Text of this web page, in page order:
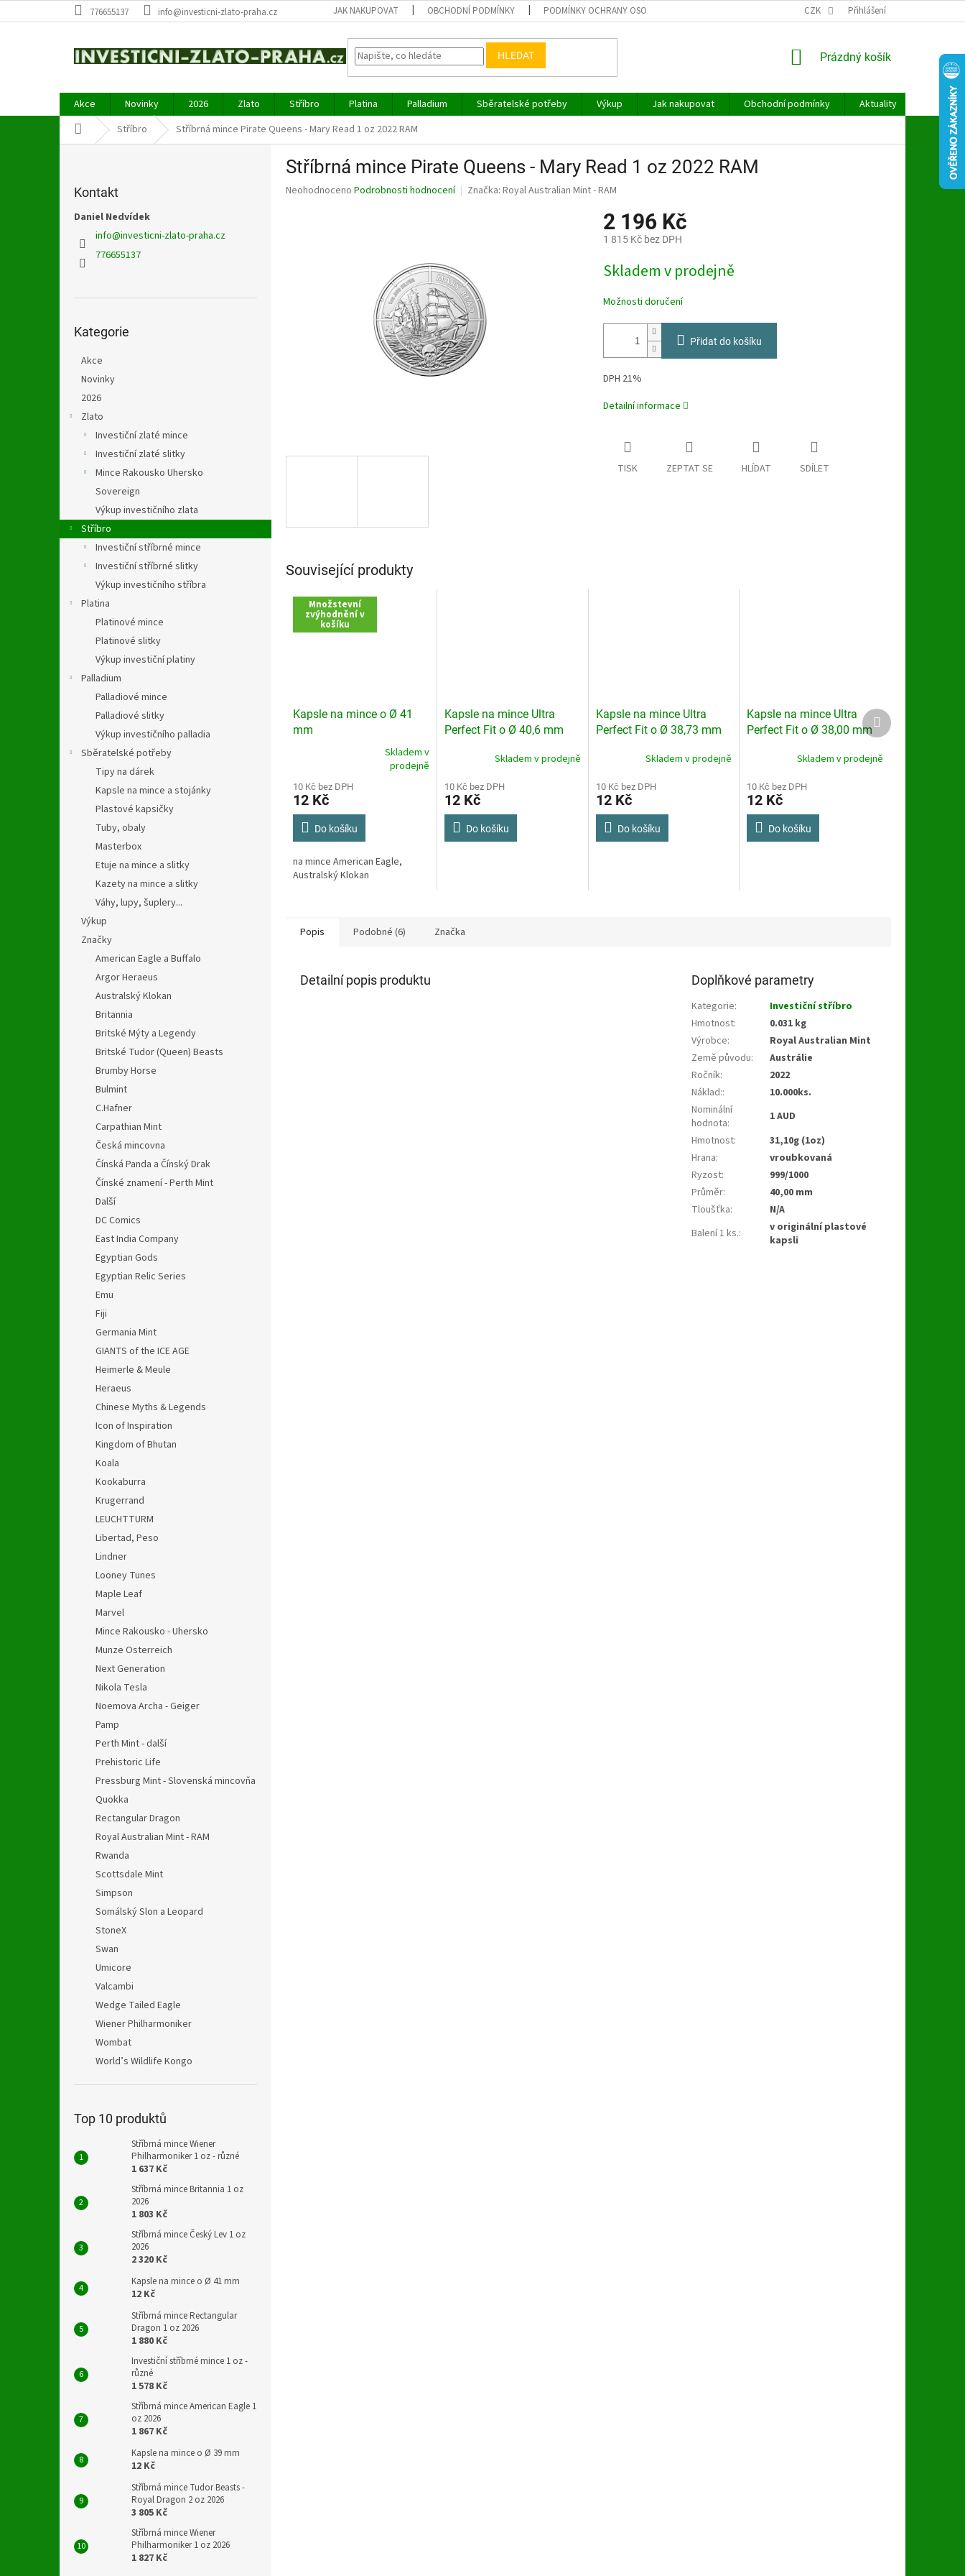
na
776655137 info@investicni-zlato-praha.cz JAK NAKUPOVAT OBCHODNÍ PODMÍNKY PODMÍNKY OCHRANY OSOBNÍCH ÚDAJŮ CZK Přihlášení
HLEDAT
NÁKUPNÍ
Prázdný košík
Akce Novinky 2026 Zlato Stříbro Platina Palladium Sběratelské potřeby Výkup Jak nakupovat Obchodní podmínky Aktuality
Kontakt
Domů Stříbro Stříbrná mince Pirate Queens - Mary Read 1 oz 2022 RAM
Kontakt
Daniel Nedvídek
info@investicni-zlato-praha.cz
776655137
kategorie
Kategorie
Akce
Novinky
2026
Zlato
Investiční zlaté mince
Investiční zlaté slitky
Mince Rakousko Uhersko
Sovereign
Výkup investičního zlata
Stříbro
Investiční stříbrné mince
Investiční stříbrné slitky
Výkup investičního stříbra
Platina
Platinové mince
Platinové slitky
Výkup investiční platiny
Palladium
Palladiové mince
Palladiové slitky
Výkup investičního palladia
Sběratelské potřeby
Tipy na dárek
Kapsle na mince a stojánky
Plastové kapsičky
Tuby, obaly
Masterbox
Etuje na mince a slitky
Kazety na mince a slitky
Váhy, lupy, šuplery...
Výkup
Značky
American Eagle a Buffalo
Argor Heraeus
Australský Klokan
Britannia
Britské Mýty a Legendy
Britské Tudor (Queen) Beasts
Brumby Horse
Bulmint
C.Hafner
Carpathian Mint
Česká mincovna
Čínská Panda a Čínský Drak
Čínské znamení - Perth Mint
Další
DC Comics
East India Company
Egyptian Gods
Egyptian Relic Series
Emu
Fiji
Germania Mint
GIANTS of the ICE AGE
Heimerle & Meule
Heraeus
Chinese Myths & Legends
Icon of Inspiration
Kingdom of Bhutan
Koala
Kookaburra
Krugerrand
LEUCHTTURM
Libertad, Peso
Lindner
Looney Tunes
Maple Leaf
Marvel
Mince Rakousko - Uhersko
Munze Osterreich
Next Generation
Nikola Tesla
Noemova Archa - Geiger
Pamp
Perth Mint - další
Prehistoric Life
Pressburg Mint - Slovenská mincovňa
Quokka
Rectangular Dragon
Royal Australian Mint - RAM
Rwanda
Scottsdale Mint
Simpson
Somálský Slon a Leopard
StoneX
Swan
Umicore
Valcambi
Wedge Tailed Eagle
Wiener Philharmoniker
Wombat
World’s Wildlife Kongo
Top 10 produktů
Stříbrná mince Wiener
Philharmoniker 1 oz - různé
1 637 Kč
Stříbrná mince Britannia 1 oz
2026
1 803 Kč
Stříbrná mince Český Lev 1 oz
2026
2 320 Kč
Kapsle na mince o Ø 41 mm
12 Kč
Stříbrná mince Rectangular
Dragon 1 oz 2026
1 880 Kč
Investiční stříbrné mince 1 oz -
různé
1 578 Kč
Stříbrná mince American Eagle 1
oz 2026
1 867 Kč
Kapsle na mince o Ø 39 mm
12 Kč
Stříbrná mince Tudor Beasts -
Royal Dragon 2 oz 2026
3 805 Kč
Stříbrná mince Wiener
Philharmoniker 1 oz 2026
1 827 Kč
Stříbrná mince Pirate Queens - Mary Read 1 oz 2022 RAM
Průměrné
Neohodnoceno Podrobnosti hodnocení Značka: Royal Australian Mint - RAM
2 196 Kč
1 815 Kč bez DPH
cena:
Skladem v prodejně
Možnosti doručení
Přidat do košíku
DPH 21%
Detailní informace
TISK ZEPTAT SE HLÍDAT SDÍLET
Související produkty
Množstevní
zvýhodnění v
košíku
Kapsle na mince o Ø 41
mm
produktu
je
4,3
5
hvězdiček.
Skladem v
prodejně
10 Kč bez DPH
12 Kč
Do košíku
na mince American Eagle,
Australský Klokan
Kapsle na mince Ultra
Perfect Fit o Ø 40,6 mm
Skladem v prodejně
10 Kč bez DPH
12 Kč
Do košíku
Kapsle na mince Ultra
Perfect Fit o Ø 38,73 mm
Skladem v prodejně
10 Kč bez DPH
12 Kč
Do košíku
Kapsle na mince Ultra
Perfect Fit o Ø 38,00 mm
Skladem v prodejně
10 Kč bez DPH
12 Kč
Do košíku
Další
produkt
Popis Podobné (6) Značka
Detailní popis produktu Doplňkové parametry
Kategorie:
Investiční stříbro
Hmotnost:
0.031 kg
Výrobce:
Royal Australian Mint
Země původu:
Austrálie
Ročník:
2022
Náklad::
10.000ks.
Nominální
hodnota:
1 AUD
Hmotnost:
31,10g (1oz)
Hrana:
vroubkovaná
Ryzost:
999/1000
Průměr:
40,00 mm
Tloušťka:
N/A
Balení 1 ks.:
v originální plastové
kapsli